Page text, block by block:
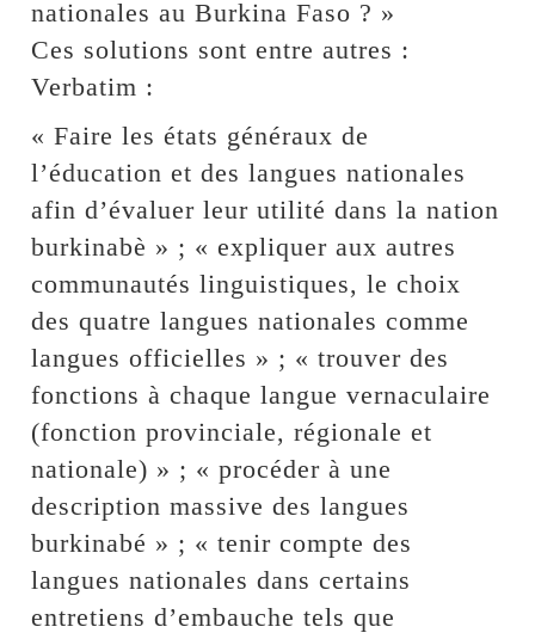
nationales au Burkina Faso ? »
Ces solutions sont entre autres :
Verbatim :
« Faire les états généraux de
l’éducation et des langues nationales
afin d’évaluer leur utilité dans la nation
burkinabè » ; « expliquer aux autres
communautés linguistiques, le choix
des quatre langues nationales comme
langues officielles » ; « trouver des
fonctions à chaque langue vernaculaire
(fonction provinciale, régionale et
nationale) » ; « procéder à une
description massive des langues
burkinabé » ; « tenir compte des
langues nationales dans certains
entretiens d’embauche tels que